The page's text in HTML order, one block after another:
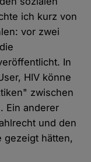
ich kurz von
vor zwei
In
HIV könne
zwischen
Ein anderer
und den
gezeigt hätten,